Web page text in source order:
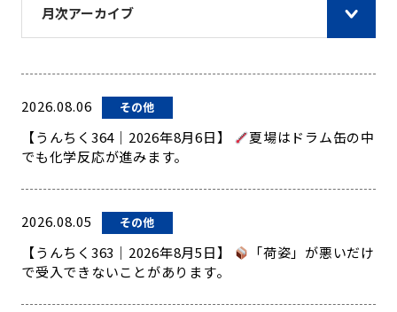
月次アーカイブ
2026.08.06 その他
【うんちく364｜2026年8月6日】
夏場はドラム缶の中
でも化学反応が進みます。
2026.08.05 その他
【うんちく363｜2026年8月5日】
「荷姿」が悪いだけ
で受入できないことがあります。